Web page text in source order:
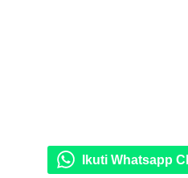
Ikuti Whatsapp